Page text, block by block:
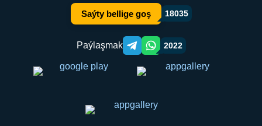
Saýty bellige goş 18035
Paýlaşmak Telegram orqali ulashish
WhatsApp orqali ulashish
2022